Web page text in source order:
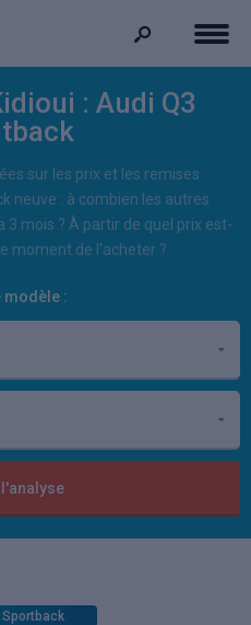
: Audi Q3
sur les prix et les remises
neuve : à combien les autres
3 mois ? À partir de quel prix est-
moment de l'acheter ?
modèle :